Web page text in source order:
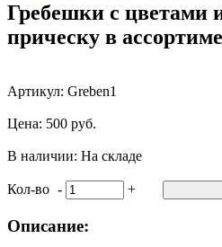
Гребешки с цветами
прическу в
Артикул: Greben1
Цена: 500 руб.
В наличии: На складе
Кол-во - +
Описание: